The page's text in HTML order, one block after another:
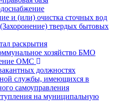
и (или) очистка сточных вод
твердых бытовых
раскрытия
хозяйство БМО
ОМС
должностях
службы, имеющихся в
самоуправления
на муниципальную